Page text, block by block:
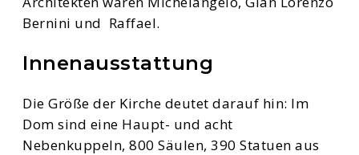
Bernini und Raffael.
Innenausstattung
Die Größe der Kirche deutet darauf hin: Im
Dom sind eine Haupt- und acht
Nebenkuppeln, 800 Säulen, 390 Statuen aus